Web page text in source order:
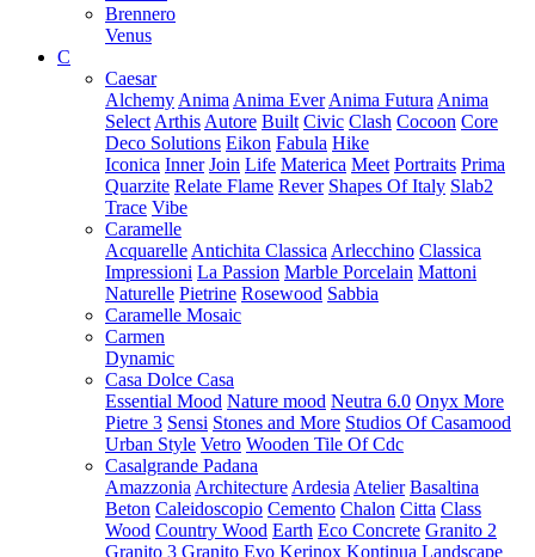
Brennero
Venus
C
Caesar
Alchemy Anima Anima Ever Anima Futura Anima
Select Arthis Autore Built Civic Clash Cocoon Core
Deco Solutions Eikon Fabula Hike
Iconica Inner Join Life Materica Meet Portraits Prima
Quarzite Relate Flame Rever Shapes Of Italy Slab2
Trace Vibe
Caramelle
Acquarelle Antichita Classica Arlecchino Classica
Impressioni La Passion Marble Porcelain Mattoni
Naturelle Pietrine Rosewood Sabbia
Caramelle Mosaic
Carmen
Dynamic
Casa Dolce Casa
Essential Mood Nature mood Neutra 6.0 Onyx More
Pietre 3 Sensi Stones and More Studios Of Casamood
Urban Style Vetro Wooden Tile Of Cdc
Casalgrande Padana
Amazzonia Architecture Ardesia Atelier Basaltina
Beton Caleidoscopio Cemento Chalon Citta Class
Wood Country Wood Earth Eco Concrete Granito 2
Granito 3 Granito Evo Kerinox Kontinua Landscape